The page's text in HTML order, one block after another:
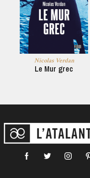
Nicolas Verdan
Le Mur grec